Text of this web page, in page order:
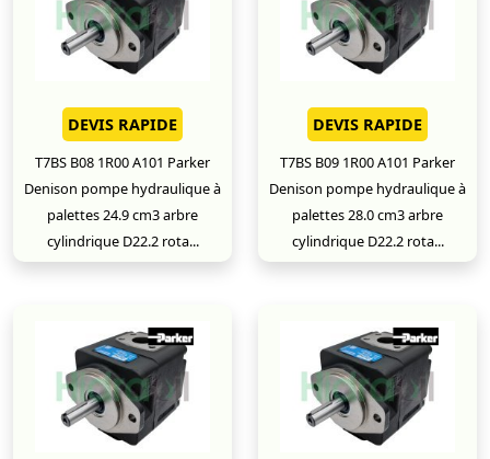
DEVIS RAPIDE
T7BS B08 1R00 A101 Parker
Denison pompe hydraulique à
palettes 24.9 cm3 arbre
cylindrique D22.2 rota...
DEVIS RAPIDE
T7BS B09 1R00 A101 Parker
Denison pompe hydraulique à
palettes 28.0 cm3 arbre
cylindrique D22.2 rota...